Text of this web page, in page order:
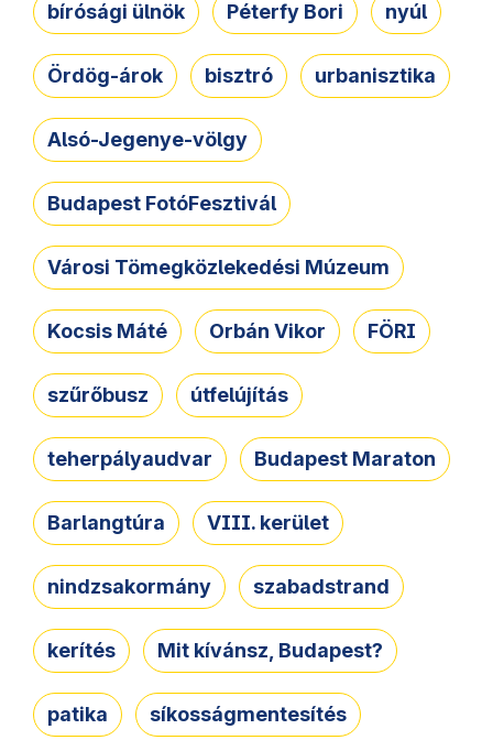
bírósági ülnök Péterfy Bori nyúl
Ördög-árok bisztró urbanisztika
Alsó-Jegenye-völgy
Budapest FotóFesztivál
Városi Tömegközlekedési Múzeum
Kocsis Máté Orbán Vikor FÖRI
szűrőbusz útfelújítás
teherpályaudvar Budapest Maraton
Barlangtúra VIII. kerület
nindzsakormány szabadstrand
kerítés Mit kívánsz, Budapest?
patika síkosságmentesítés